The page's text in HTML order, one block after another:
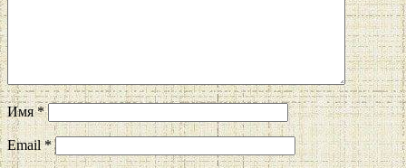
Имя*
Email*